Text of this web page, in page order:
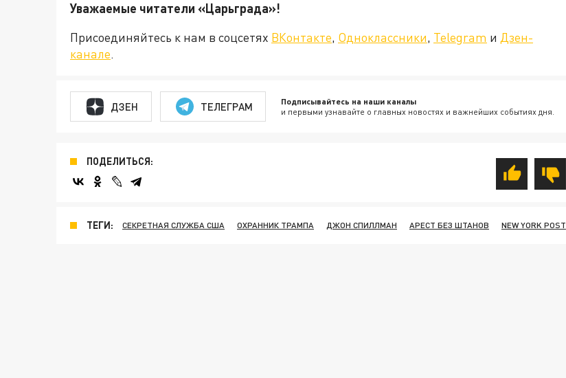
Уважаемые читатели «Царьграда»!
Присоединяйтесь к нам в соцсетях ВКонтакте, Одноклассники, Telegram и Дзен-
канале.
ДЗЕН ТЕЛЕГРАМ Подписывайтесь на наши каналы
и первыми узнавайте о главных новостях и важнейших событиях дня.
ПОДЕЛИТЬСЯ:
ТЕГИ: СЕКРЕТНАЯ СЛУЖБА США ОХРАННИК ТРАМПА ДЖОН СПИЛЛМАН АРЕСТ БЕЗ ШТАНОВ NEW YORK POST